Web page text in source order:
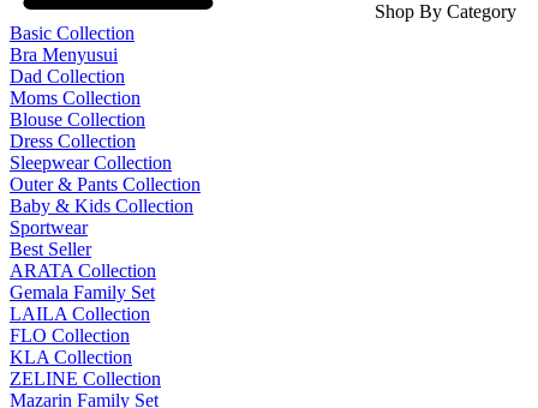
Shop By Category
Basic Collection
Bra Menyusui
Dad Collection
Moms Collection
Blouse Collection
Dress Collection
Sleepwear Collection
Outer & Pants Collection
Baby & Kids Collection
Sportwear
Best Seller
ARATA Collection
Gemala Family Set
LAILA Collection
FLO Collection
KLA Collection
ZELINE Collection
Mazarin Family Set